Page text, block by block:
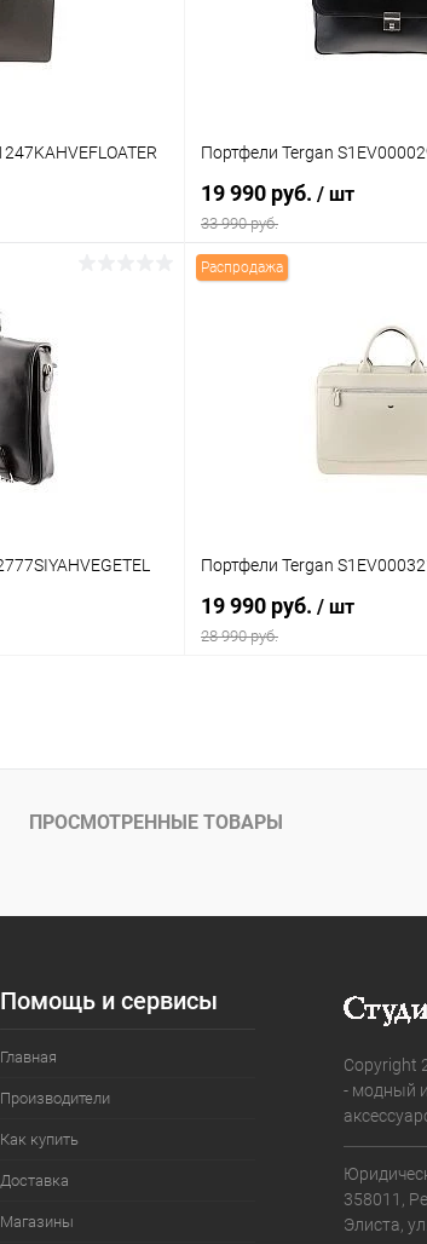
Сравнение
В наличии
Портфели Tergan
19 990 руб. / шт
33 990 руб.
Сравнение
Распродажа
Портфели Tergan
19 990 руб. / шт
28 990 руб.
Купить в 1 клик
ПРОСМОТРЕННЫЕ ТОВАРЫ
Помощь и сервисы
Главная
Производители
Как купить
Доставка
Магазины
Copyright
- модный
358011,
Элиста,